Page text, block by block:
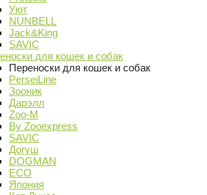
Уют
NUNBELL
Jack&King
SAVIC
для кошек и собак
Переноски для кошек и собак
PerseiLine
Зооник
Дарэлл
Zoo-M
By Zooexpress
SAVIC
Догуш
DOGMAN
ECO
Япония